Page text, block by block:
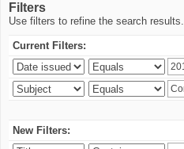
Filters
Use filters to refine the search results.
Current Filters:
New Filters: